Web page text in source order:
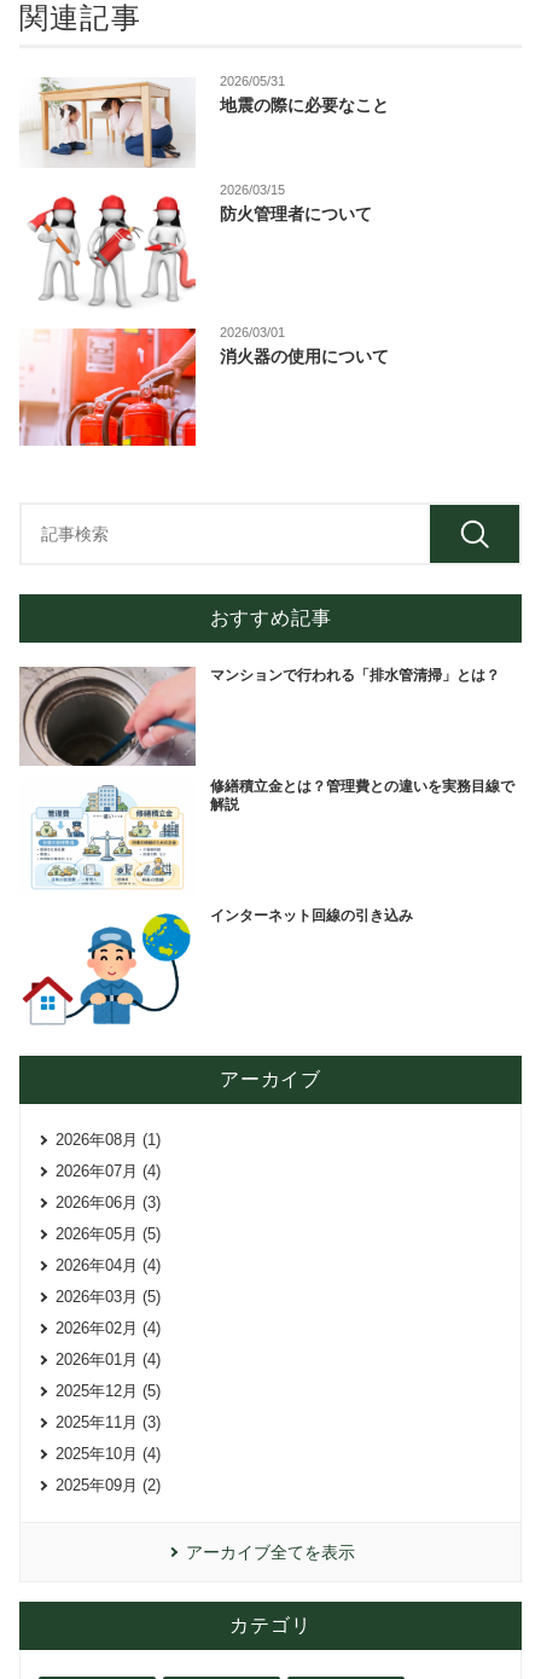
関連記事
2026/05/31
地震の際に必要なこと
2026/03/15
防火管理者について
2026/03/01
消火器の使用について
おすすめ記事
マンションで行われる「排水管清掃」とは？
修繕積立金とは？管理費との違いを実務目線で
解説
インターネット回線の引き込み
アーカイブ
2026年08月 (1)
2026年07月 (4)
2026年06月 (3)
2026年05月 (5)
2026年04月 (4)
2026年03月 (5)
2026年02月 (4)
2026年01月 (4)
2025年12月 (5)
2025年11月 (3)
2025年10月 (4)
2025年09月 (2)
アーカイブ全てを表示
カテゴリ